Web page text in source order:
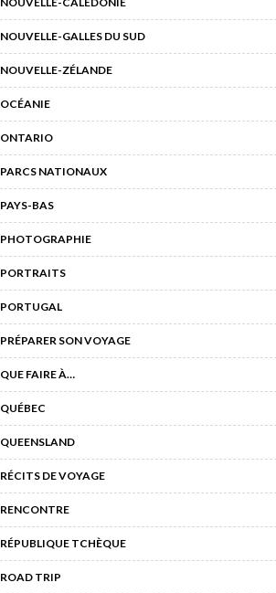
NOUVELLE-GALLES DU SUD
NOUVELLE-ZÉLANDE
OCÉANIE
ONTARIO
PARCS NATIONAUX
PAYS-BAS
PHOTOGRAPHIE
PORTRAITS
PORTUGAL
PRÉPARER SON VOYAGE
QUE FAIRE À…
QUÉBEC
QUEENSLAND
RÉCITS DE VOYAGE
RENCONTRE
RÉPUBLIQUE TCHÈQUE
ROAD TRIP